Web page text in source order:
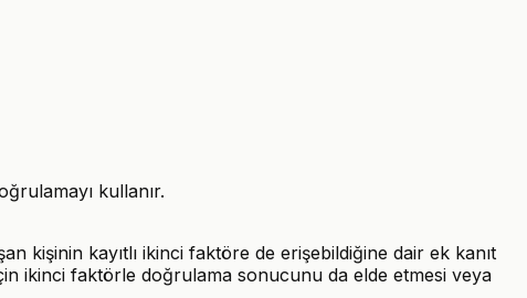
kullanır.
kişinin kayıtlı ikinci faktöre de erişebildiğine dair ek kanıt
ikinci faktörle doğrulama sonucunu da elde etmesi veya